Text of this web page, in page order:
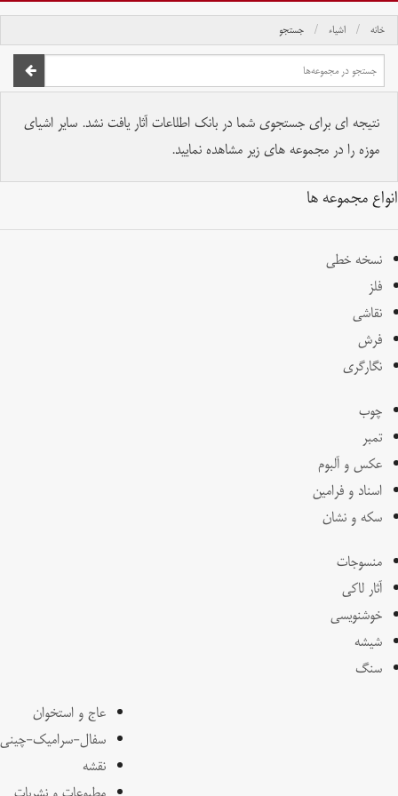
خانه اشیاء جستجو
نتیجه ای برای جستجوی شما در بانک اطلاعات آثار یافت نشد. سایر اشیای
موزه را در مجموعه های زیر مشاهده نمایید.
انواع مجموعه ها
نسخه خطی
فلز
نقاشی
فرش
نگارگری
چوب
تمبر
عکس و آلبوم
اسناد و فرامین
سکه و نشان
منسوجات
آثار لاکی
خوشنویسی
شیشه
سنگ
عاج و استخوان
سفال-سرامیک-چینی
نقشه
تمام حقوق برای موسسه کتابخانه و موزه ملی ملک محفوظ است.